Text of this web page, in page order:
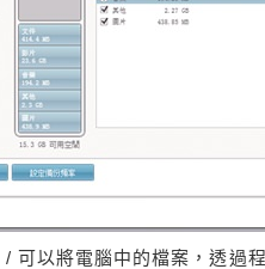
/ 可以將電腦中的檔案，透過